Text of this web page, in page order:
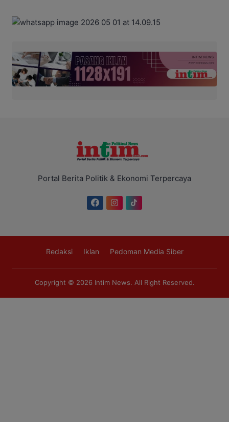
Portal Berita Politik & Ekonomi Terpercaya
Redaksi Iklan Pedoman Media Siber
Copyright © 2026 Intim News. All Right Reserved.